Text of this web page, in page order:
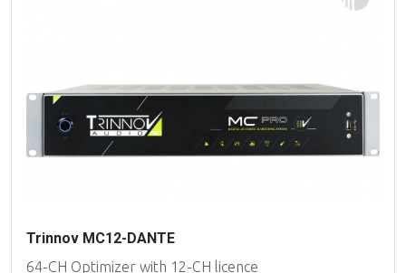
Trinnov MC12-DANTE
64-CH Optimizer with 12-CH licence